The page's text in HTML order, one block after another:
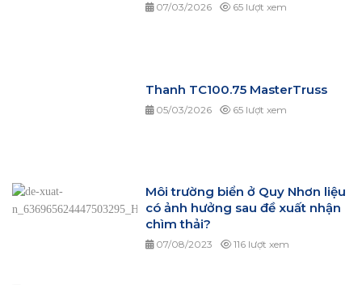
07/03/2026 65 lượt xem
Thanh TC100.75 MasterTruss
05/03/2026 65 lượt xem
Môi trường biển ở Quy Nhơn liệu
có ảnh hưởng sau đề xuất nhận
chìm thải?
07/08/2023 116 lượt xem